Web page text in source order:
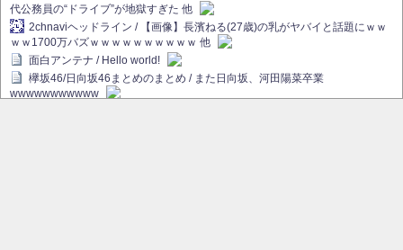
代公務員の“ドライブ”が地獄すぎた 他
2chnaviヘッドライン / 【画像】長濱ねる(27歳)の乳がヤバイと話題にｗｗ
ｗｗ1700万バズｗｗｗｗｗｗｗｗｗｗ 他
面白アンテナ / Hello world!
欅坂46/日向坂46まとめのまとめ / また日向坂、河田陽菜卒業
wwwwwwwwwww